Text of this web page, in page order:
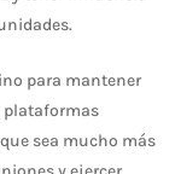
para mantener
plataformas
sea mucho más